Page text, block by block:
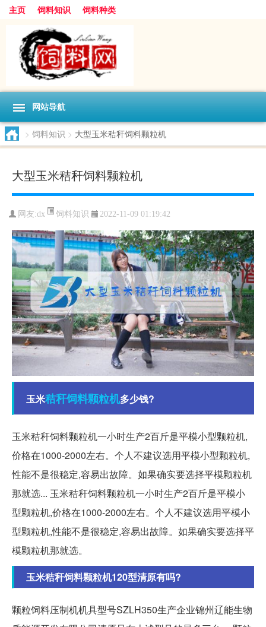
主页 饲料知识 饲料种类
网站导航
> 饲料知识 > 大型玉米秸秆饲料颗粒机
大型玉米秸秆饲料颗粒机
网友:dx 饲料知识 2022-11-09 01:19:42
玉米秸秆饲料颗粒机多少钱?
玉米秸秆饲料颗粒机一小时生产2百斤是平模小型颗粒机,
价格在1000-2000左右。个人不建议选用平模小型颗粒机,
性能不是很稳定,容易出故障。如果确实要选择平模颗粒机
那就选... 玉米秸秆饲料颗粒机一小时生产2百斤是平模小
型颗粒机,价格在1000-2000左右。个人不建议选用平模小
型颗粒机,性能不是很稳定,容易出故障。如果确实要选择平
模颗粒机那就选。
玉米秸秆饲料颗粒机120型清原有吗?
颗粒饲料压制机机具型号SZLH350生产企业锦州辽能生物